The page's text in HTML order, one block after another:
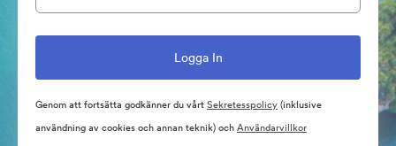
Genom att fortsätta godkänner du vårtSekretesspolicy(inklusive
användning av cookies och annan teknik) ochAnvändarvillkor